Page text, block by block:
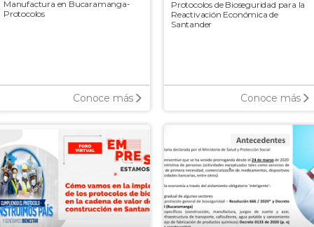
Manufactura en Bucaramanga-
Protocolos
Conoce más
Protocolos de Bioseguridad para la
Reactivación Económica de
Santander
Conoce más